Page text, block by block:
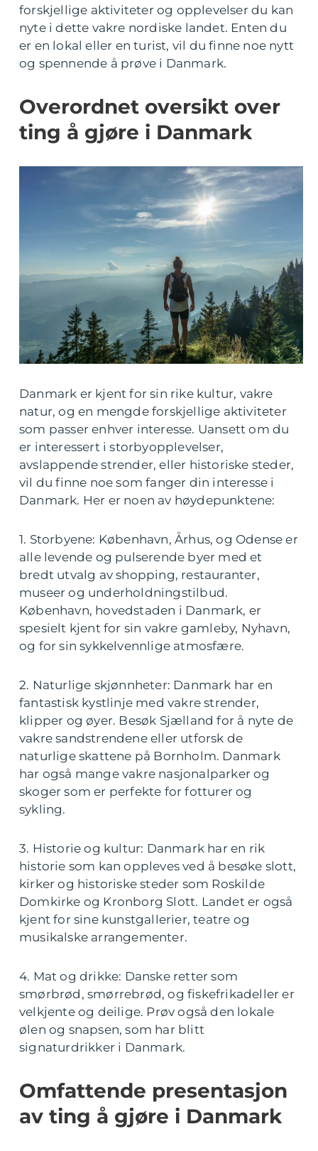
forskjellige aktiviteter og opplevelser du kan
nyte i dette vakre nordiske landet. Enten du
er en lokal eller en turist, vil du finne noe nytt
og spennende å prøve i Danmark.
Overordnet oversikt over
ting å gjøre i Danmark
Danmark er kjent for sin rike kultur, vakre
natur, og en mengde forskjellige aktiviteter
som passer enhver interesse. Uansett om du
er interessert i storbyopplevelser,
avslappende strender, eller historiske steder,
vil du finne noe som fanger din interesse i
Danmark. Her er noen av høydepunktene:
1. Storbyene: København, Århus, og Odense er
alle levende og pulserende byer med et
bredt utvalg av shopping, restauranter,
museer og underholdningstilbud.
København, hovedstaden i Danmark, er
spesielt kjent for sin vakre gamleby, Nyhavn,
og for sin sykkelvennlige atmosfære.
2. Naturlige skjønnheter: Danmark har en
fantastisk kystlinje med vakre strender,
klipper og øyer. Besøk Sjælland for å nyte de
vakre sandstrendene eller utforsk de
naturlige skattene på Bornholm. Danmark
har også mange vakre nasjonalparker og
skoger som er perfekte for fotturer og
sykling.
3. Historie og kultur: Danmark har en rik
historie som kan oppleves ved å besøke slott,
kirker og historiske steder som Roskilde
Domkirke og Kronborg Slott. Landet er også
kjent for sine kunstgallerier, teatre og
musikalske arrangementer.
4. Mat og drikke: Danske retter som
smørbrød, smørrebrød, og fiskefrikadeller er
velkjente og deilige. Prøv også den lokale
ølen og snapsen, som har blitt
signaturdrikker i Danmark.
Omfattende presentasjon
av ting å gjøre i Danmark